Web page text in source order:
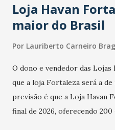
Loja Havan
maior do Brasil
Por Lauriberto Carneiro
O dono e vendedor das Lojas
que a loja Fortaleza será a de
previsão é que a Loja Havan
final de 2026, oferecendo